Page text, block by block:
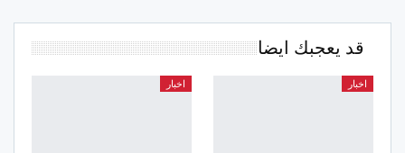
قد يعجبك ايضا
اخبار اخبار